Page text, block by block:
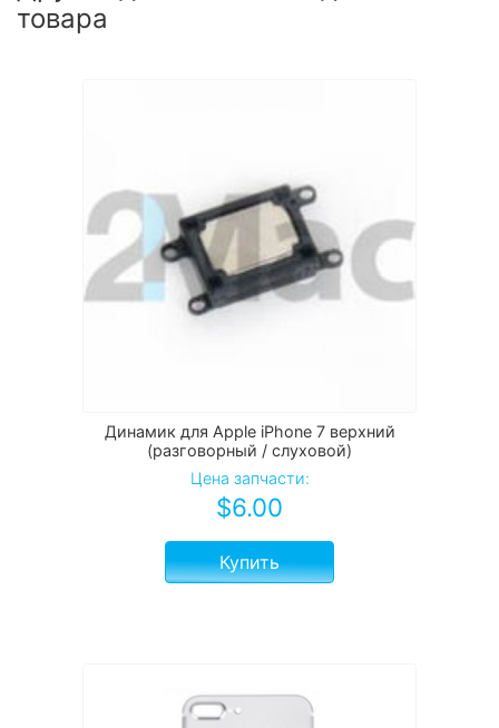
товара
Динамик для Apple iPhone 7 верхний
(разговорный / слуховой)
Цена запчасти:
$6.00
Купить